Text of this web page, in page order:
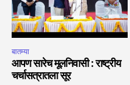
बातम्या
आपण सारेच मूलनिवासी : राष्ट्रीय
चर्चासत्रातला सूर